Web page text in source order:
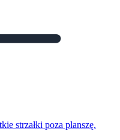
strzałki poza planszę.